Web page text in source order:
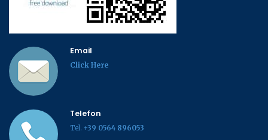
Email
Click Here
Telefon
Tel. +39 0564 896053